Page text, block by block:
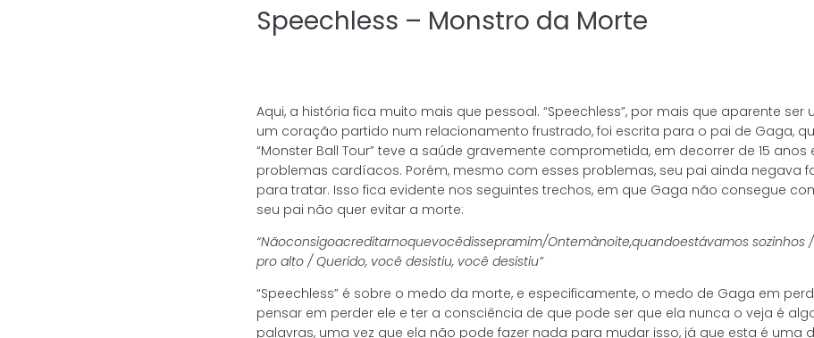
Speechless – Monstro da Morte
Aqui, a história fica muito mais que pessoal. “Speechless”, por mais que aparente
um coração partido num relacionamento frustrado, foi escrita para o pai de Gaga,
“Monster Ball Tour” teve a saúde gravemente comprometida, em decorrer de 15 anos
problemas cardíacos. Porém, mesmo com esses problemas, seu pai ainda negava
para tratar. Isso fica evidente nos seguintes trechos, em que Gaga não consegue
seu pai não quer evitar a morte:
“Nãoconsigoacreditarnoquevocêdissepramim/Ontemànoite,quandoestávamos sozinhos
pro alto / Querido, você desistiu, você desistiu”
“Speechless” é sobre o medo da morte, e especificamente, o medo de Gaga em
pensar em perder ele e ter a consciência de que pode ser que ela nunca o veja é
palavras, uma vez que ela não pode fazer nada para mudar isso, já que esta é uma